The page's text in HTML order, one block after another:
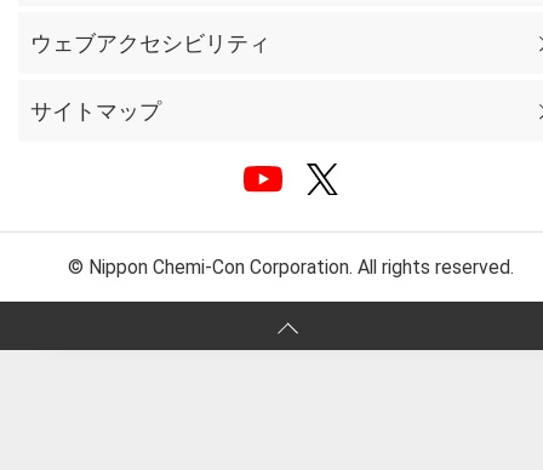
ウェブアクセシビリティ
サイトマップ
© Nippon Chemi-Con Corporation. All rights reserved.